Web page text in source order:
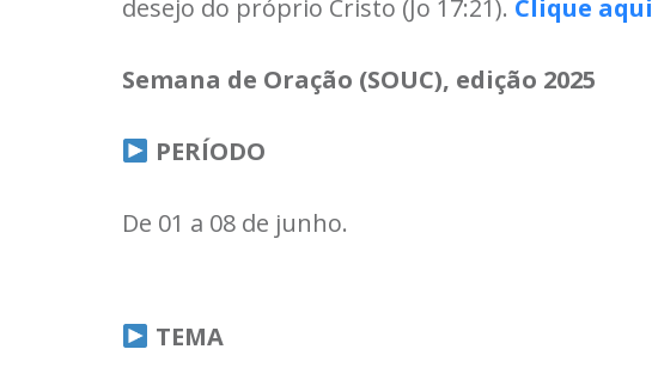
desejo do próprio Cristo (Jo 17:21). Clique aqui
Semana de Oração (SOUC), edição 2025
PERÍODO
De 01 a 08 de junho.
TEMA